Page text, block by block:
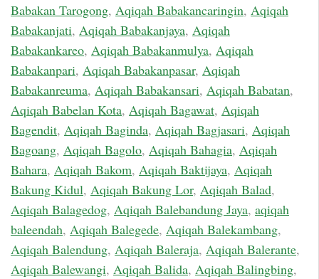
Babakan Tarogong, Aqiqah Babakancaringin, Aqiqah
Babakanjati, Aqiqah Babakanjaya, Aqiqah
Babakankareo, Aqiqah Babakanmulya, Aqiqah
Babakanpari, Aqiqah Babakanpasar, Aqiqah
Babakanreuma, Aqiqah Babakansari, Aqiqah Babatan,
Aqiqah Babelan Kota, Aqiqah Bagawat, Aqiqah
Bagendit, Aqiqah Baginda, Aqiqah Bagjasari, Aqiqah
Bagoang, Aqiqah Bagolo, Aqiqah Bahagia, Aqiqah
Bahara, Aqiqah Bakom, Aqiqah Baktijaya, Aqiqah
Bakung Kidul, Aqiqah Bakung Lor, Aqiqah Balad,
Aqiqah Balagedog, Aqiqah Balebandung Jaya, aqiqah
baleendah, Aqiqah Balegede, Aqiqah Balekambang,
Aqiqah Balendung, Aqiqah Baleraja, Aqiqah Balerante,
Aqiqah Balewangi, Aqiqah Balida, Aqiqah Balingbing,